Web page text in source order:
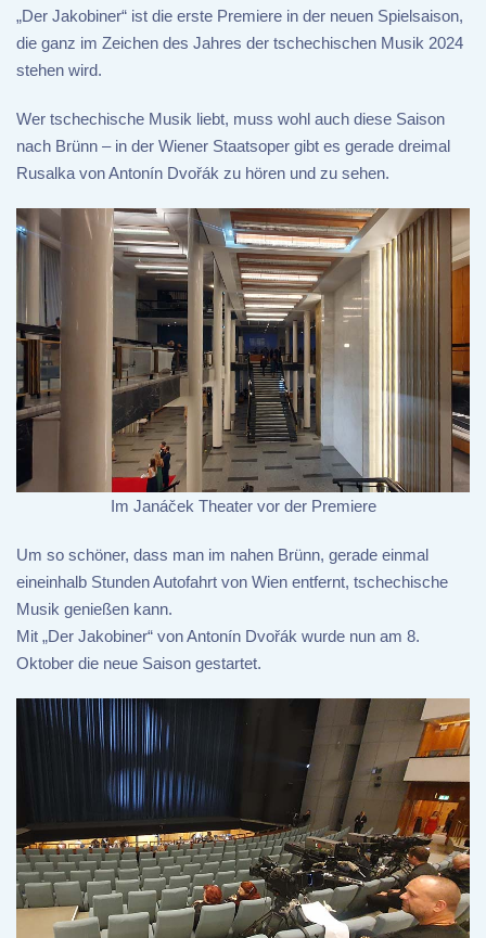
„Der Jakobiner“ ist die erste Premiere in der neuen Spielsaison,
die ganz im Zeichen des Jahres der tschechischen Musik 2024
stehen wird.
Wer tschechische Musik liebt, muss wohl auch diese Saison
nach Brünn – in der Wiener Staatsoper gibt es gerade dreimal
Rusalka von Antonín Dvořák zu hören und zu sehen.
Im Janáček Theater vor der Premiere
Um so schöner, dass man im nahen Brünn, gerade einmal
eineinhalb Stunden Autofahrt von Wien entfernt, tschechische
Musik genießen kann.
Mit „Der Jakobiner“ von Antonín Dvořák wurde nun am 8.
Oktober die neue Saison gestartet.